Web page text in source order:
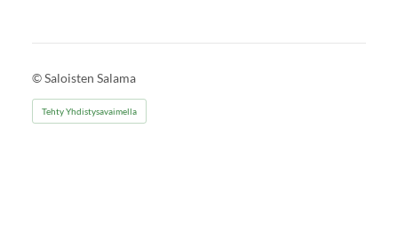
©Saloisten Salama
Tehty Yhdistysavaimella